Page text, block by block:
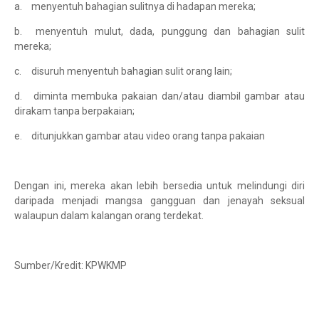
a. menyentuh bahagian sulitnya di hadapan mereka;
b.
menyentuh mulut, dada, punggung dan bahagian sulit
mereka;
c. disuruh menyentuh bahagian sulit orang lain;
d.
diminta membuka pakaian dan/atau diambil gambar atau
dirakam tanpa berpakaian;
e. ditunjukkan gambar atau video orang tanpa pakaian
Dengan ini, mereka akan lebih bersedia untuk melindungi diri
daripada menjadi mangsa gangguan dan jenayah seksual
walaupun dalam kalangan orang terdekat.
Sumber/Kredit: KPWKMP